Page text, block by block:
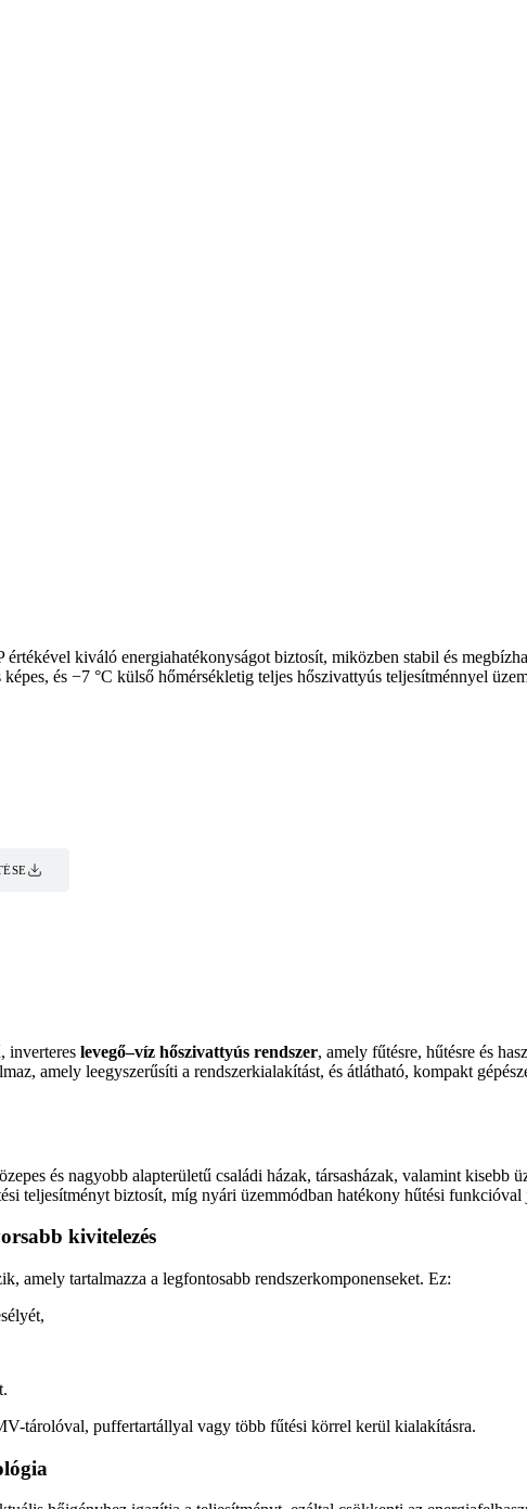
kiváló energiahatékonyságot biztosít, miközben stabil és
és −7 °C külső hőmérsékletig teljes hőszivattyús teljesítménnyel
inverteres levegő–víz hőszivattyús rendszer, amely fűtésre, hűtésre és
amely leegyszerűsíti a rendszerkialakítást, és átlátható, kompakt
és nagyobb alapterületű családi házak, társasházak, valamint kisebb
teljesítményt biztosít, míg nyári üzemmódban hatékony hűtési
kivitelezés
amely tartalmazza a legfontosabb rendszerkomponenseket. Ez:
tárolóval, puffertartállyal vagy több fűtési körrel kerül kialakításra.